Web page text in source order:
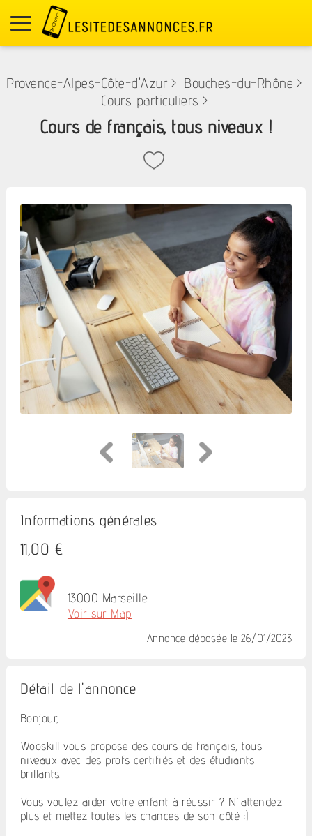
Provence-Alpes-Côte-d'Azur > Bouches-du-Rhône >
Cours particuliers >
Cours de français, tous niveaux !
Informations générales
11,00 €
13000 Marseille
Voir sur Map
Annonce déposée le 26/01/2023
Détail de l'annonce
Bonjour,
Wooskill vous propose des cours de français, tous
niveaux avec des profs certifiés et des étudiants
brillants.
Vous voulez aider votre enfant à réussir ? N’attendez
plus et mettez toutes les chances de son côté :)